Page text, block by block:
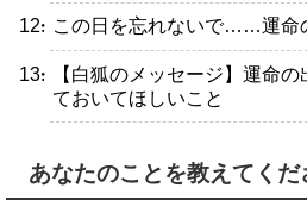
・この日を忘れないで……運命
・【白狐のメッセージ】運命
ておいてほしいこと
あなたのことを教えてくだ